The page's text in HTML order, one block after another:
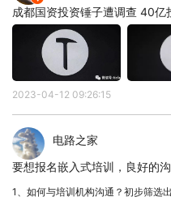
36.3万元人民币），另
据了解，该芯片制造工
7nm芯片，鉴于俄罗斯
前的豪言壮语，不难看
眼镜，在2028年开发出
机，还可击败ASML同类
成都国资投资锤子遭调查 40亿
2023-04-12 09:26:15
电路之家
1、如何与培训机构沟通？初步筛选